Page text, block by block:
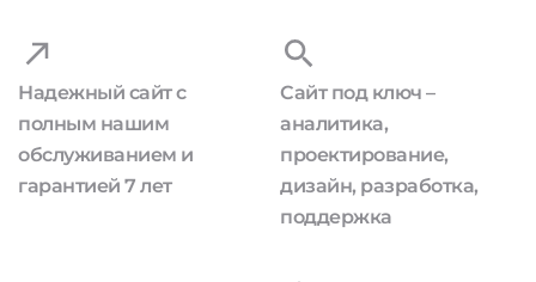
Надежный сайт с
полным нашим
обслуживанием и
гарантией 7 лет
Сайт под ключ –
аналитика,
проектирование,
дизайн, разработка,
поддержка